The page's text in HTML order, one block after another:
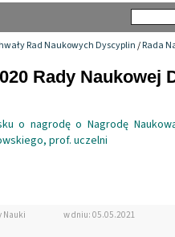
Rad Naukowych Dyscyplin/Rada
Rady Naukowej
o nagrodę o Nagrodę
prof. uczelni
Nauki
w dniu: 05.05.2021